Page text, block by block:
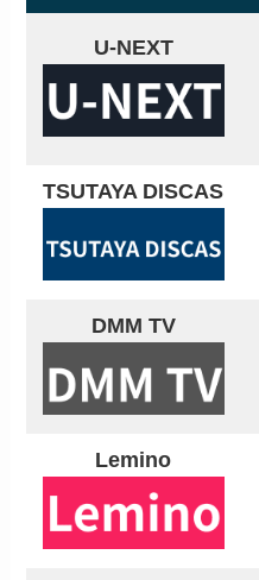
U-NEXT
TSUTAYA DISCAS
DMM TV
Lemino